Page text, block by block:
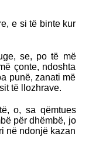
e si të binte kur
se, po të më
çonte, ndoshta
punë, zanati më
të llozhrave.
o, sa qëmtues
për dhëmbë, jo
në ndonjë kazan